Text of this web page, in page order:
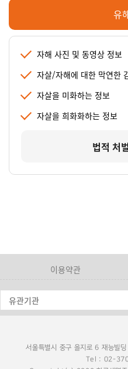
유
자해 사진 및 동영상 정보
자살/자해에 대한 막연한
자살을 미화하는 정보
자살을 희화화하는 정보
법적 처
이용약관
서울특별시 중구 을지로 6 재능빌
Tel : 02-